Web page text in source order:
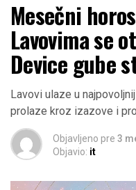
Mesečni
Lavovima se
Device gube
Lavovi ulaze u
prolaze kroz izazove i
Objavljeno pre 3
Objavio: it